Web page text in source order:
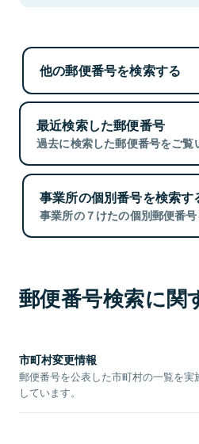
他の郵便番号を検索する
最近検索した郵便番号
過去に検索した郵便番号をご覧
事業所の個別番号を検索す
事業所の７けたの個別郵便番号
郵便番号検索に関
市町村変更情報
郵便番号を公表した市町村の一覧を
しています。